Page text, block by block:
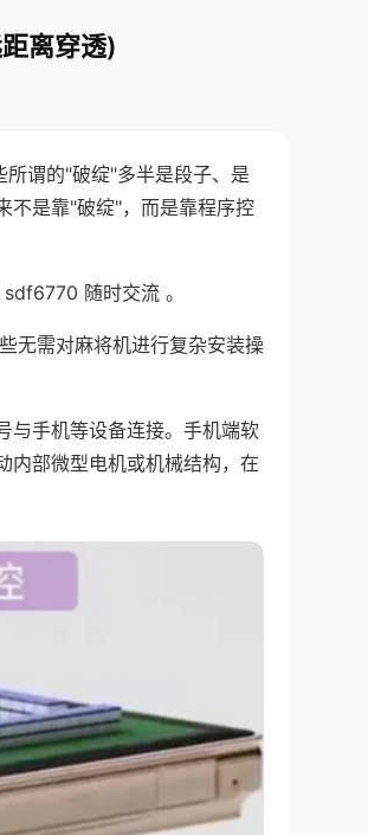
离穿透)
谓的"破绽"多半是段子、是
不是靠"破绽"，而是靠程序控
随时交流 。
无需对麻将机进行复杂安装操
与手机等设备连接。手机端软
内部微型电机或机械结构，在